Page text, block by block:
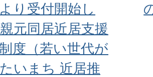
り受付開始し
元同居近居支援
度（若い世代が
いまち 近居推